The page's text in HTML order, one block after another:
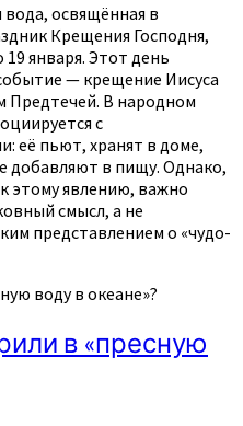
освящённая в
Крещения Господня,
января. Этот день
— крещение Иисуса
Предтечей. В народном
с
её пьют, хранят в доме,
добавляют в пищу. Однако,
этому явлению, важно
смысл, а не
представлением о «чудо-
воду в океане»?
в «пресную